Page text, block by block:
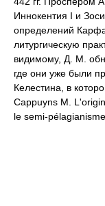
Иннокентия I и
определений
литургическую
видимому, Д. М.
где они уже были
Келестина, в
Cappuyns M.
le semi-